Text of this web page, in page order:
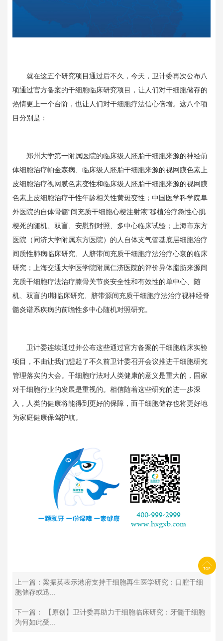
就在这五个研究项目通过后不久，今天，卫计委再次公布八
项通过官方备案的干细胞临床研究项目，让人们对干细胞储存的
热情更上一个台阶，也让人们对干细胞疗法信心倍增。这八个项
目分别是：
郑州大学第一附属医院的临床级人胚胎干细胞来源的神经前
体细胞治疗帕金森病、临床级人胚胎干细胞来源的视网膜色素上
皮细胞治疗视网膜色素变性和临床级人胚胎干细胞来源的视网膜
色素上皮细胞治疗干性年龄相关性黄斑变性；中国医学科学院阜
外医院的自体骨髓“间充质干细胞心梗注射液”移植治疗急性心肌
梗死的随机、双盲、安慰剂对照、多中心临床试验；上海市东方
医院（同济大学附属东方医院）的人自体支气管基底层细胞治疗
间质性肺病临床研究、人脐带间充质干细胞疗法治疗心衰的临床
研究；上海交通大学医学院附属仁济医院的评价异体脂肪来源间
充质干细胞疗法治疗膝骨关节炎安全性和有效性的单中心、随
机、双盲的Ⅰ期临床研究、脐带源间充质干细胞疗法治疗视神经脊
髓炎谱系疾病的前瞻性多中心随机对照研究。
卫计委连续通过并公布这些通过官方备案的干细胞临床实验
项目，不由让我们想起了不久前卫计委召开会议推进干细胞研究
管理落实的大会。干细胞疗法对人类健康的意义是重大的，国家
对干细胞行业的发展是重视的。相信随着这些研究的进一步深
入，人类的健康将能得到更好的保障，而干细胞储存也将更好地
为家庭健康保驾护航。
上一篇：梁振英表示港府支持干细胞再生医学研究：口腔干细
胞储存或迅...
下一篇： 【原创】卫计委再助力干细胞临床研究：牙髓干细胞
为何如此受...